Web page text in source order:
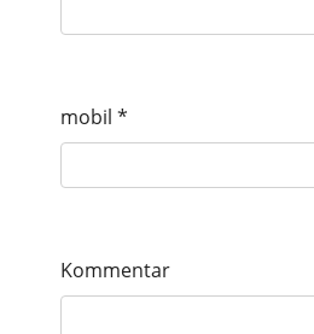
mobil *
Kommentar